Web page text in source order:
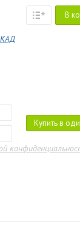
В
Купить в